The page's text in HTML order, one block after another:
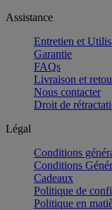
Assistance
Entretien et
Garantie
FAQs
Livraison et
Nous contacter
Droit de
Légal
Conditions
Conditions
Cadeaux
Politique de
Politique en